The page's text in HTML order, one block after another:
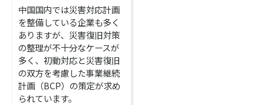
中国国内では災害対応計画
を整備している企業も多く
ありますが、災害復旧対策
の整理が不十分なケースが
多く、初動対応と災害復旧
の双方を考慮した事業継続
計画（BCP）の策定が求め
られています。